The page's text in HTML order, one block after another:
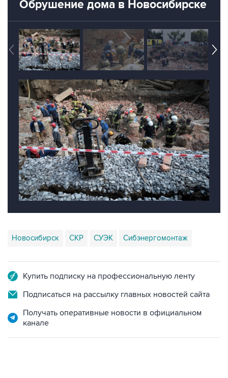
Обрушение дома в Новосибирске
Новосибирск СКР СУЭК Сибэнергомонтаж
Купить подписку на профессиональную ленту
Подписаться на рассылку главных новостей сайта
Получать оперативные новости в официальном
канале